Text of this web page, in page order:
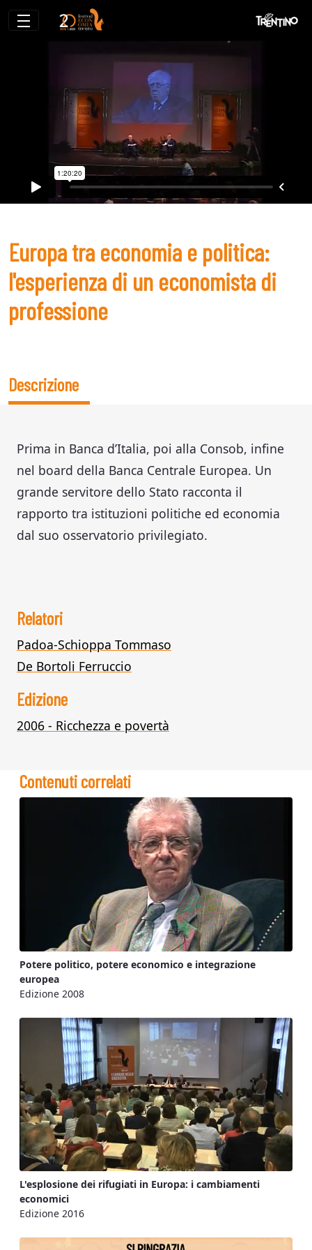
Europa tra economia e politica:
Europa tra economia e politica:
l'esperienza di un economista di
professione
Descrizione
Prima in Banca d’Italia, poi alla Consob, infine
nel board della Banca Centrale Europea. Un
grande servitore dello Stato racconta il
rapporto tra istituzioni politiche ed economia
dal suo osservatorio privilegiato.
Relatori
Padoa-Schioppa Tommaso
De Bortoli Ferruccio
Edizione
2006 - Ricchezza e povertà
Contenuti correlati
Potere politico, potere economico e integrazione
europea
Edizione 2008
L'esplosione dei rifugiati in Europa: i cambiamenti
economici
Edizione 2016